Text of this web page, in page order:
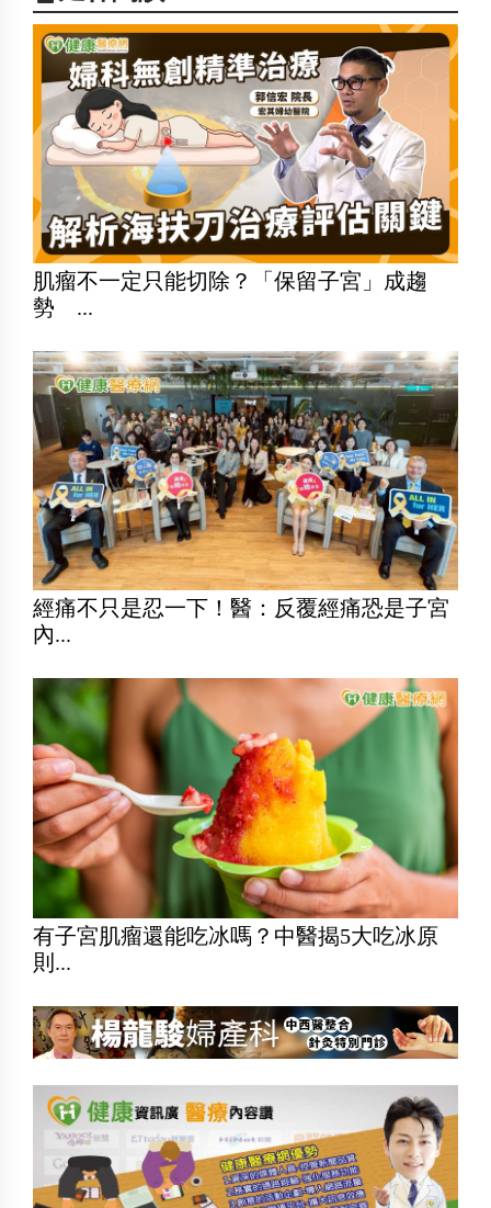
肌瘤不一定只能切除？「保留子宮」成趨
勢 ...
經痛不只是忍一下！醫：反覆經痛恐是子宮
內...
有子宮肌瘤還能吃冰嗎？中醫揭5大吃冰原
則...